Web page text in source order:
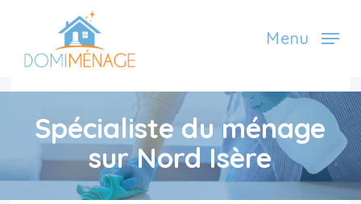
main
content
Menu
Spécialiste du ménage
sur Nord Isère